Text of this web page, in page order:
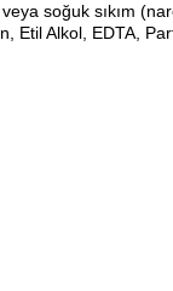
soğuk sıkım
Etil Alkol, EDTA,